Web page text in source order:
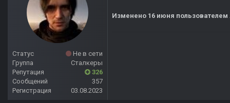
Статус
Не в сети
Группа
Сталкеры
Репутация
326
Сообщений
357
Регистрация
03.08.2023
Изменено 16 июня пользователем